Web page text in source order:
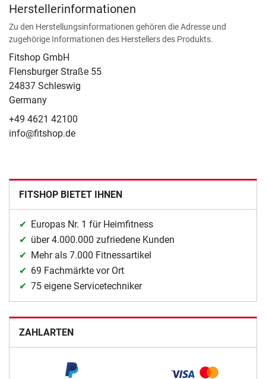
Herstellerinformationen
Zu den Herstellungsinformationen gehören die Adresse und
zugehörige Informationen des Herstellers des Produkts.
Fitshop GmbH
Flensburger Straße 55
24837 Schleswig
Germany
+49 4621 42100
info@fitshop.de
FITSHOP BIETET IHNEN
Europas Nr. 1 für Heimfitness
über 4.000.000 zufriedene Kunden
Mehr als 7.000 Fitnessartikel
69 Fachmärkte vor Ort
75 eigene Servicetechniker
ZAHLARTEN